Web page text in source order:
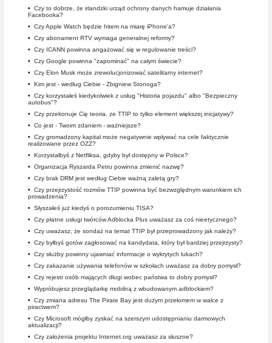
• Czy to dobrze, że irlandzki urząd ochrony danych hamuje działania
Facebooka?
• Czy Apple Watch będzie hitem na miarę iPhone'a?
• Czy abonament RTV wymaga generalnej reformy?
• Czy ICANN powinna angażować się w regulowanie treści?
• Czy Google powinna "zapominać" na całym świecie?
• Czy Elon Musk może zrewolucjonizować satelitarny internet?
• Kim jest - według Ciebie - Zbigniew Stonoga?
• Czy korzystałeś kiedykolwiek z usług "Historia pojazdu" albo "Bezpieczny
autobus"?
• Czy przekonuje Cię teoria, ze TTIP to tylko element większej inicjatywy?
• Co jest - Twoim zdaniem - ważniejsze?
• Czy gromadzony kapitał może negatywnie wpływać na cele faktycznie
realizowane przez OZZ?
• Korzystałbyś z Netfliksa, gdyby był dostępny w Polsce?
• Organizacja Ryszarda Petru powinna zmienić nazwę?
• Czy brak DRM jest według Ciebie ważną zaletą gry?
• Czy przejrzystość rozmów TTIP powinna być bezwzględnym warunkiem ich
prowadzenia?
• Słyszałeś już kiedyś o porozumieniu TISA?
• Czy płatne usługi twórców Adblocka Plus uważasz za coś nieetycznego?
• Czy uważasz, że sondaż na temat TTIP był przeprowadzony jak należy?
• Czy byłbyś gotów zagłosować na kandydata, który był bardziej przejrzysty?
• Czy służby powinny ujawniać informacje o wykrytych lukach?
• Czy zakazanie używania telefonów w szkołach uważasz za dobry pomysł?
• Czy rejestr osób mających długi wobec państwa to dobry pomysł?
• Wypróbujesz przeglądarkę mobilną z wbudowanym adblockiem?
• Czy zmiana adresu The Pirate Bay jest dużym przełomem w walce z
piractwem?
• Czy Microsoft mógłby zyskać na szerszym udostępnianiu darmowych
aktualizacji?
• Czy założenia projektu Internet.org uważasz za słuszne?